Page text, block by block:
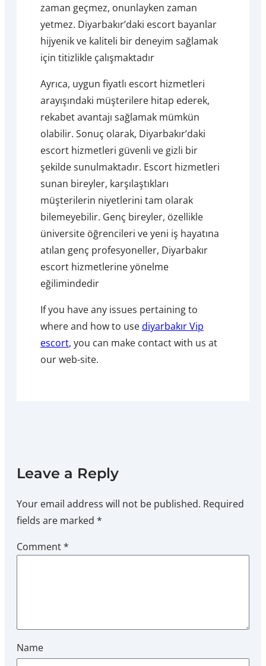
zaman geçmez, onunlayken zaman
yetmez. Diyarbakır’daki escort bayanlar
hijyenik ve kaliteli bir deneyim sağlamak
için titizlikle çalışmaktadır
Ayrıca, uygun fiyatlı escort hizmetleri
arayışındaki müşterilere hitap ederek,
rekabet avantajı sağlamak mümkün
olabilir. Sonuç olarak, Diyarbakır’daki
escort hizmetleri güvenli ve gizli bir
şekilde sunulmaktadır. Escort hizmetleri
sunan bireyler, karşılaştıkları
müşterilerin niyetlerini tam olarak
bilemeyebilir. Genç bireyler, özellikle
üniversite öğrencileri ve yeni iş hayatına
atılan genç profesyoneller, Diyarbakır
escort hizmetlerine yönelme
eğilimindedir
If you have any issues pertaining to
where and how to usediyarbakır Vip
escort, you can make contact with us at
our web-site.
Leave a Reply
Your email address will not be published. Required
fields are marked *
Comment*
Name